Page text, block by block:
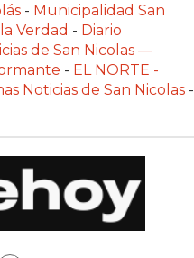
- Municipalidad San
Verdad - Diario
de San Nicolas —
- EL NORTE -
Noticias de San Nicolas -